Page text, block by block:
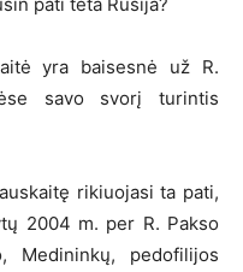
yra baisesnė už R.
savo svorį turintis
rikiuojasi ta pati,
2004 m. per R. Pakso
Medininkų, pedofilijos